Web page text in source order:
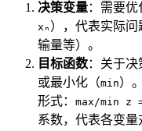
决策变量：需要
xₙ ），代表实际
输量等）。
目标函数：关于
或最小化（min）。
形式： max/min z
系数，代表各变量